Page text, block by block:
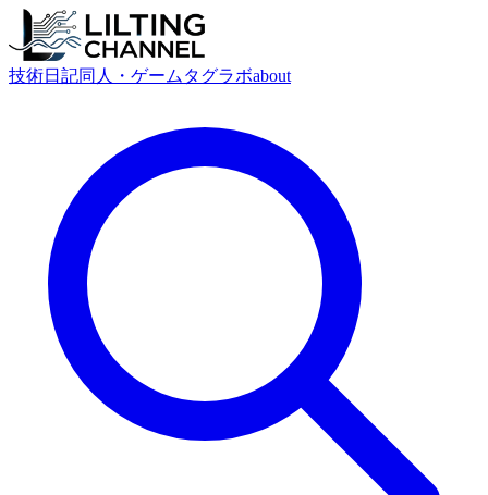
技術日記同人・ゲーム タグラボabout